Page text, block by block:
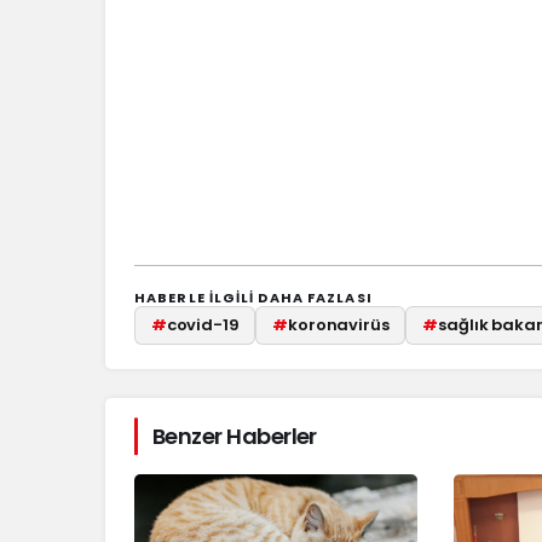
HABERLE ILGILI DAHA FAZLASI
#covid-19 #koronavirüs #sağlık
Benzer Haberler